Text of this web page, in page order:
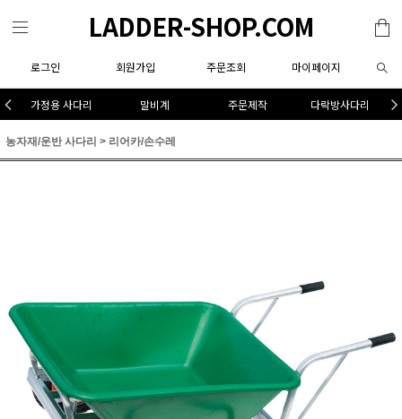
LADDER-SHOP.COM
로그인 회원가입 주문조회 마이페이지
가정용 사다리 말비계 주문제작 다락방사다리
농자재/운반 사다리 > 리어카/손수레